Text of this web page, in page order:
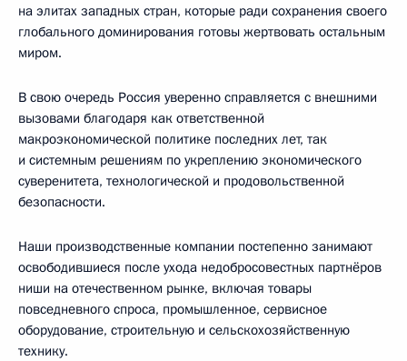
на элитах западных стран, которые ради сохранения своего
глобального доминирования готовы жертвовать остальным
миром.
В свою очередь Россия уверенно справляется с внешними
вызовами благодаря как ответственной
макроэкономической политике последних лет, так
и системным решениям по укреплению экономического
суверенитета, технологической и продовольственной
безопасности.
Наши производственные компании постепенно занимают
освободившиеся после ухода недобросовестных партнёров
ниши на отечественном рынке, включая товары
повседневного спроса, промышленное, сервисное
оборудование, строительную и сельскохозяйственную
технику.